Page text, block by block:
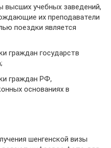
высших учебных заведений,
их преподаватели
поездки является
граждан государств
граждан РФ,
основаниях в
шенгенской визы